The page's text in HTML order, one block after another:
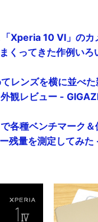
「Xperia 10 VI」のカ
くってきた作例い
レンズを横に並べ
観レビュー -
各種ベンチマーク
残量を測定してみた